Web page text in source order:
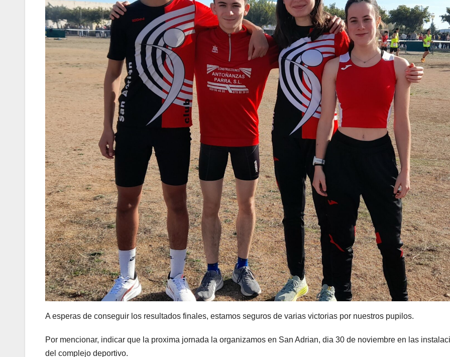
A esperas de conseguir los resultados finales, estamos seguros de varias victorias por nuestros pupilos.
Por mencionar, indicar que la proxima jornada la organizamos en San Adrian, dia 30 de noviembre en las
del complejo deportivo.